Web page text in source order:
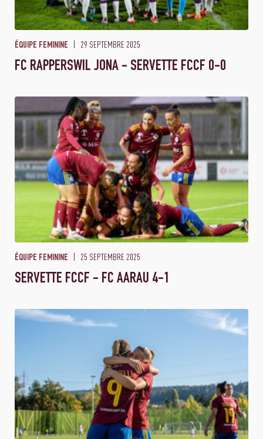
ÉQUIPE FEMININE 29 SEPTEMBRE 2025
FC RAPPERSWIL JONA - SERVETTE FCCF 0-0
ÉQUIPE FEMININE 25 SEPTEMBRE 2025
SERVETTE FCCF - FC AARAU 4-1